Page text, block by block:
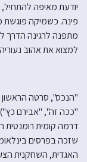
יודעת מאיפה
פינה. כשמיקה פוגשת
מתפנה לרגינה הדרך
למצוא את אהוב
"הנכס", סרטה
"ככה זה", "אבירם
דרמה קומית רומנטית
שזכה בפרסים
האגדית, השחקנית